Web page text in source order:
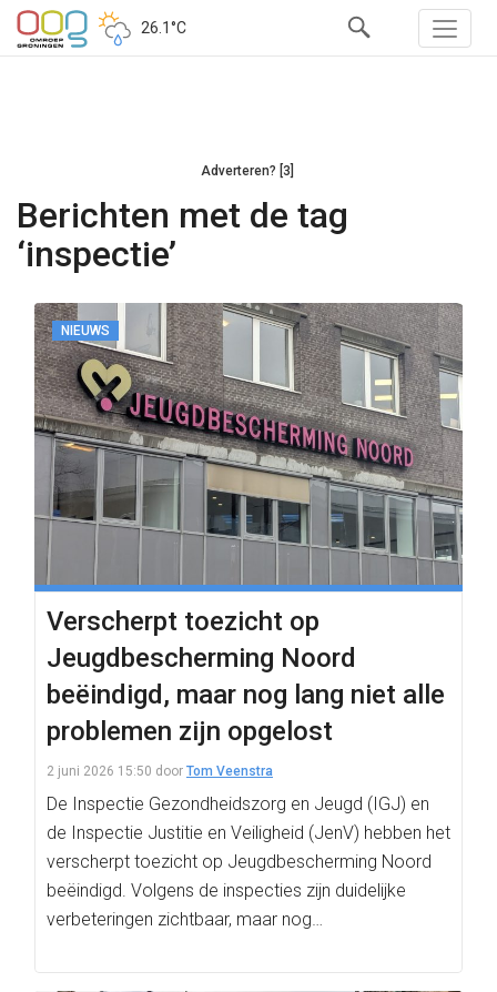
26.1°C
Adverteren? [3]
Berichten met de tag
‘inspectie’
NIEUWS
Verscherpt toezicht op
Jeugdbescherming Noord
beëindigd, maar nog lang niet alle
problemen zijn opgelost
2 juni 2026 15:50 door Tom Veenstra
De Inspectie Gezondheidszorg en Jeugd (IGJ) en
de Inspectie Justitie en Veiligheid (JenV) hebben het
verscherpt toezicht op Jeugdbescherming Noord
beëindigd. Volgens de inspecties zijn duidelijke
verbeteringen zichtbaar, maar nog…